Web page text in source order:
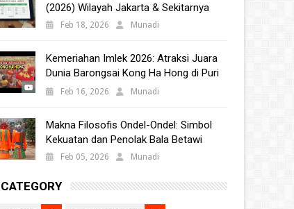
(2026) Wilayah Jakarta & Sekitarnya
Feb 18, 2026 Munadi
Kemeriahan Imlek 2026: Atraksi Juara
Dunia Barongsai Kong Ha Hong di Puri
Indah Mall
Feb 16, 2026 Munadi
Makna Filosofis Ondel-Ondel: Simbol
Kekuatan dan Penolak Bala Betawi
Feb 05, 2026 Munadi
CATEGORY